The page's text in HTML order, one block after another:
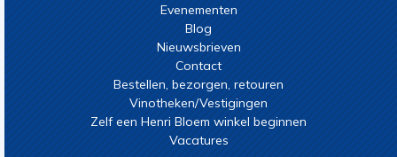
Evenementen
Blog
Nieuwsbrieven
Contact
Bestellen, bezorgen, retouren
Vinotheken/Vestigingen
Zelf een Henri Bloem winkel beginnen
Vacatures